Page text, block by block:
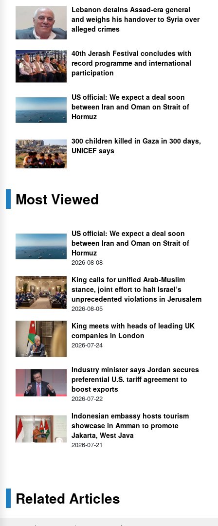
Lebanon detains Assad-era general
and weighs his handover to Syria over
alleged crimes
40th Jerash Festival concludes with
record programme and international
participation
US official: We expect a deal soon
between Iran and Oman on Strait of
Hormuz
300 children killed in Gaza in 300 days,
UNICEF says
Most Viewed
US official: We expect a deal soon
between Iran and Oman on Strait of
Hormuz
2026-08-08
King calls for unified Arab-Muslim
stance, joint effort to halt Israel’s
unprecedented violations in Jerusalem
2026-08-05
King meets with heads of leading UK
companies in London
2026-07-24
Industry minister says Jordan secures
preferential U.S. tariff agreement to
boost exports
2026-07-22
Indonesian embassy hosts tourism
showcase in Amman to promote
Jakarta, West Java
2026-07-21
Related Articles